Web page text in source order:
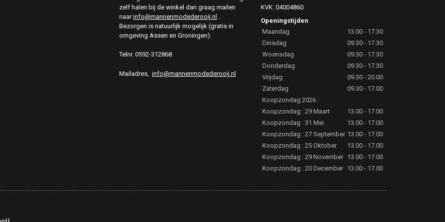
zelf halen bij de winkel dan graag mailen
naarinfo@mannenmodederooij.nl
Bezorgen is natuurlijk mogelijk (gratis in
omgeving Assen en Groningen).
Telnr. 0592-312868
Mailadres, info@mannenmodederooij.nl
KVK: 04004860
Openingstijden
Maandag
13.00 - 17.30
Dinsdag
09.30 - 17.30
Woensdag
09.30 - 17.30
Donderdag
09.30 - 17.30
Vrijdag
09.30 - 20.00
Zaterdag
09.30 - 17.00
Koopzondag 2026 :
Koopzondag : 29 Maart
13.00 - 17.00
Koopzondag : 31 Mei
13.00 - 17.00
Koopzondag : 27 September 13.00 - 17.00
Koopzondag : 25 Oktober
13.00 - 17.00
Koopzondag : 29 November 13.00 - 17.00
Koopzondag : 20 December 13.00 - 17.00